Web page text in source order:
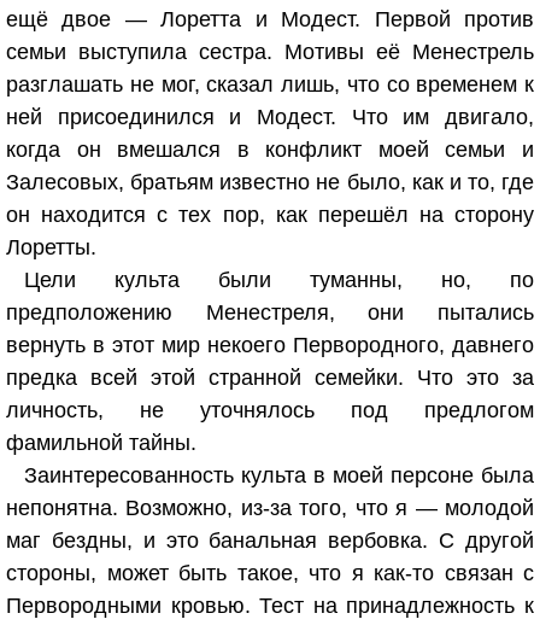
ещё двое — Лоретта и Модест. Первой против
семьи выступила сестра. Мотивы её Менестрель
разглашать не мог, сказал лишь, что со временем к
ней присоединился и Модест. Что им двигало,
когда он вмешался в конфликт моей семьи и
Залесовых, братьям известно не было, как и то, где
он находится с тех пор, как перешёл на сторону
Лоретты.
Цели культа были туманны, но, по
предположению Менестреля, они пытались
вернуть в этот мир некоего Первородного, давнего
предка всей этой странной семейки. Что это за
личность, не уточнялось под предлогом
фамильной тайны.
Заинтересованность культа в моей персоне была
непонятна. Возможно, из-за того, что я — молодой
маг бездны, и это банальная вербовка. С другой
стороны, может быть такое, что я как-то связан с
Первородными кровью. Тест на принадлежность к